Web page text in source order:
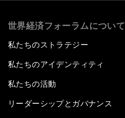
世界経済フォーラムについて
私たちのストラテジー
私たちのアイデンティティ
私たちの活動
リーダーシップとガバナンス